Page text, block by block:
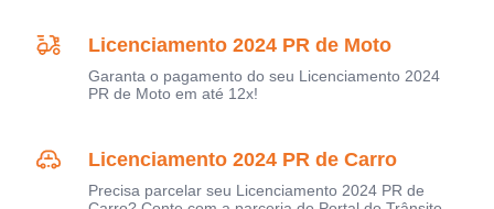
Licenciamento 2024 PR de Moto
Garanta o pagamento do seu Licenciamento 2024
PR de Moto em até 12x!
Licenciamento 2024 PR de Carro
Precisa parcelar seu Licenciamento 2024 PR de